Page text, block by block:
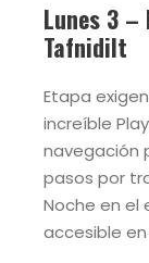
Lunes 3
Tafnidilt
Etapa
increíble
navegación
pasos por
Noche en el
accesible